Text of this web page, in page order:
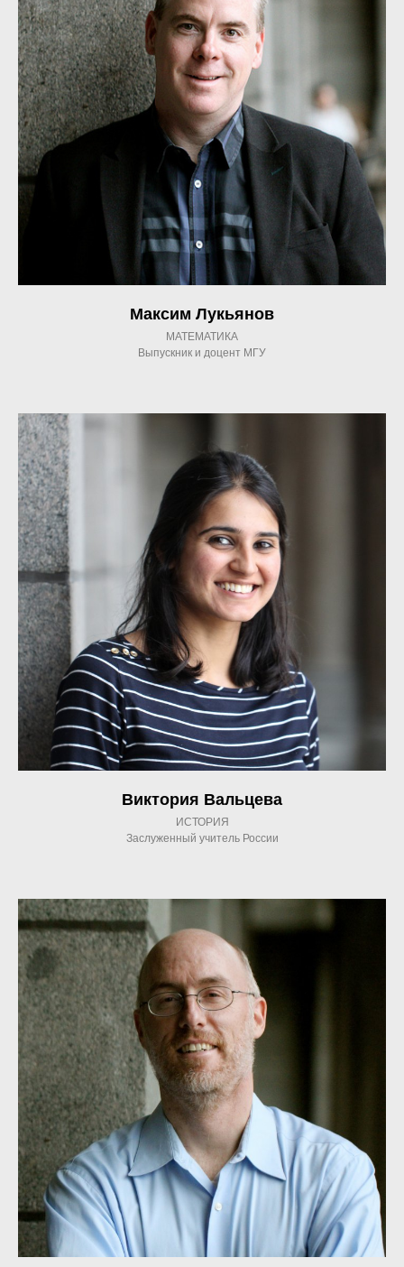
Максим Лукьянов
МАТЕМАТИКА
Выпускник и доцент МГУ
Виктория Вальцева
ИСТОРИЯ
Заслуженный учитель России